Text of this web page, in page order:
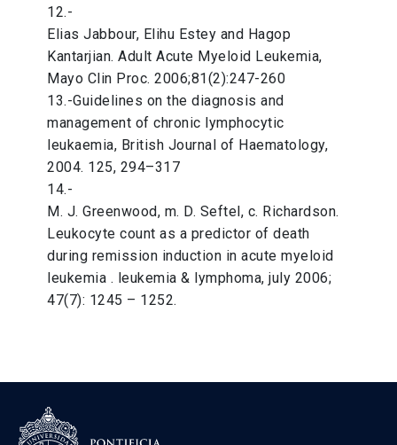
12.-
Elias Jabbour, Elihu Estey and Hagop
Kantarjian. Adult Acute Myeloid Leukemia,
Mayo Clin Proc. 2006;81(2):247-260
13.-Guidelines on the diagnosis and
management of chronic lymphocytic
leukaemia, British Journal of Haematology,
2004. 125, 294–317
14.-
M. J. Greenwood, m. D. Seftel, c. Richardson.
Leukocyte count as a predictor of death
during remission induction in acute myeloid
leukemia . leukemia & lymphoma, july 2006;
47(7): 1245 – 1252.